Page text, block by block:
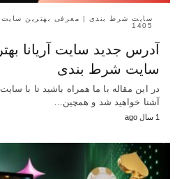
سایت شرط بندی | معرفی بهترین سایت
1405
آدرس جدید سایت آریانا
سایت شرط بندی
در این مقاله با ما همراه باشید تا با
آشنا خواهید شد و همچین…
1 سال ago